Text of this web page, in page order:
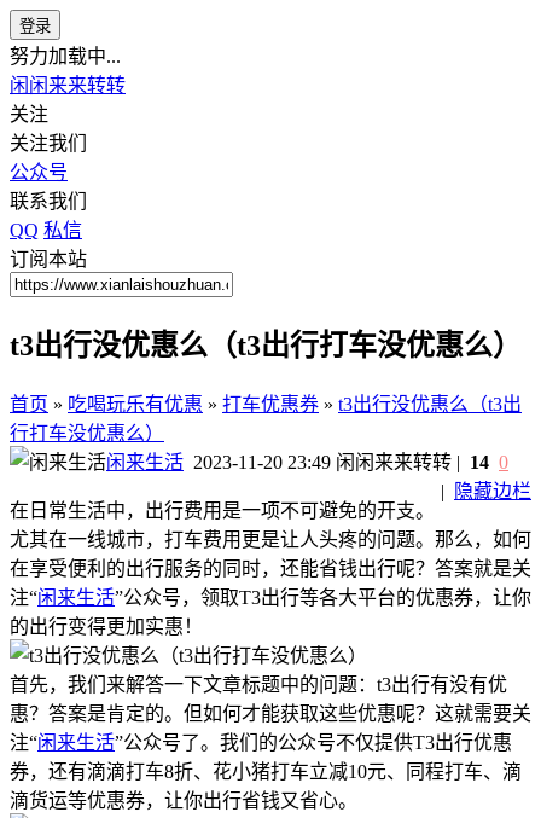
登录
努力加载中...
闲闲来来转转
关注
关注我们
公众号
联系我们
QQ 私信
订阅本站
t3出行没优惠么（t3出行打车没优惠么）
首页 » 吃喝玩乐有优惠 » 打车优惠券 » t3出行没优惠么（t3出
行打车没优惠么）
闲来生活 2023-11-20 23:49 闲闲来来转转
|
隐藏边栏
| 14 0
在日常生活中，出行费用是一项不可避免的开支。
尤其在一线城市，打车费用更是让人头疼的问题。那么，如何
在享受便利的出行服务的同时，还能省钱出行呢？答案就是关
注“闲来生活”公众号，领取T3出行等各大平台的优惠券，让你
的出行变得更加实惠！
首先，我们来解答一下文章标题中的问题：t3出行有没有优
惠？答案是肯定的。但如何才能获取这些优惠呢？这就需要关
注“闲来生活”公众号了。我们的公众号不仅提供T3出行优惠
券，还有滴滴打车8折、花小猪打车立减10元、同程打车、滴
滴货运等优惠券，让你出行省钱又省心。